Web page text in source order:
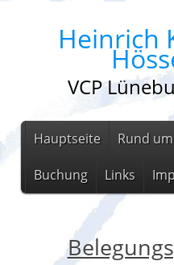
Heinrich
VCP
Hauptseite Rund
Buchung Links